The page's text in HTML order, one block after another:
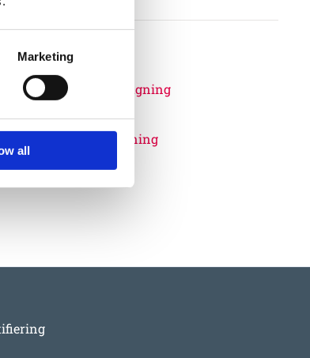
Marketing
all
för nedslagning